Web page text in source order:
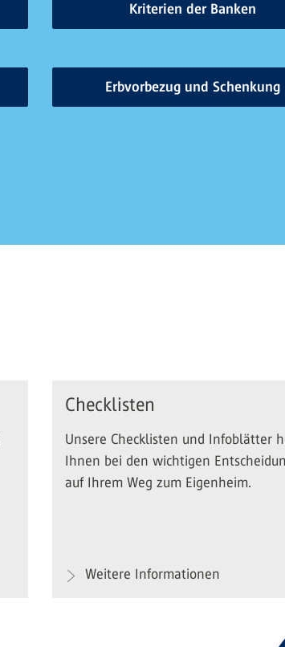
Kriterien der Banken
Erbvorbezug und Schenkung
Checklisten
Unsere Checklisten und Infoblätter
Ihnen bei den wichtigen
auf Ihrem Weg zum Eigenheim.
Weitere Informationen